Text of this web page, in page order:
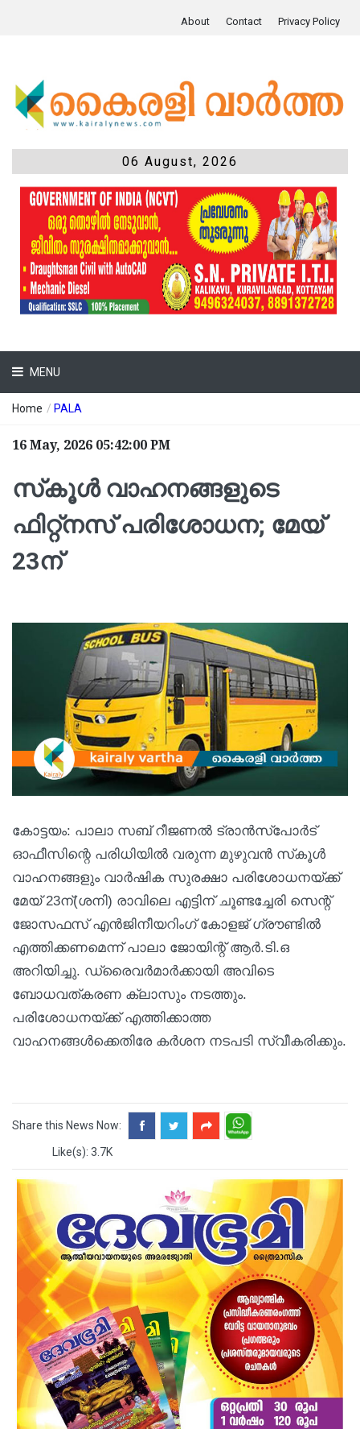
About Contact Privacy Policy
06 August, 2026
MENU
Home / PALA
16 May, 2026 05:42:00 PM
സ്‌കൂള്‍ വാഹനങ്ങളുടെ
ഫിറ്റ്‌നസ് പരിശോധന; മേയ്
23ന്
കോട്ടയം: പാലാ സബ് റീജണല്‍ ട്രാന്‍സ്‌പോര്‍ട്
ഓഫീസിന്റെ പരിധിയില്‍ വരുന്ന മുഴുവന്‍ സ്‌കൂള്‍
വാഹനങ്ങളും വാര്‍ഷിക സുരക്ഷാ പരിശോധനയ്ക്ക്
മേയ് 23ന്(ശനി) രാവിലെ എട്ടിന് ചൂണ്ടച്ചേരി സെന്റ്
ജോസഫസ് എന്‍ജിനീയറിംഗ് കോളജ് ഗ്രൗണ്ടില്‍
എത്തിക്കണമെന്ന് പാലാ ജോയിന്റ് ആര്‍.ടി.ഒ
അറിയിച്ചു. ഡ്രൈവര്‍മാര്‍ക്കായി അവിടെ
ബോധവത്കരണ ക്ലാസും നടത്തും.
പരിശോധനയ്ക്ക് എത്തിക്കാത്ത
വാഹനങ്ങള്‍ക്കെതിരേ കര്‍ശന നടപടി സ്വീകരിക്കും.
Share this News Now:
Like(s): 3.7K